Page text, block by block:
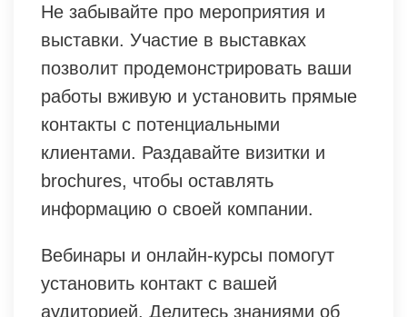
Не забывайте про мероприятия и
выставки. Участие в выставках
позволит продемонстрировать ваши
работы вживую и установить прямые
контакты с потенциальными
клиентами. Раздавайте визитки и
brochures, чтобы оставлять
информацию о своей компании.
Вебинары и онлайн-курсы помогут
установить контакт с вашей
аудиторией. Делитесь знаниями об